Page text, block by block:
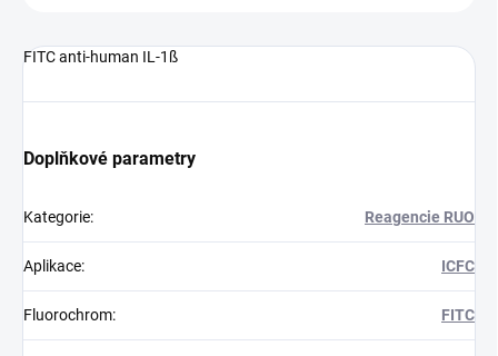
FITC anti-human IL-1ß
Doplňkové parametry
Kategorie: Reagencie RUO
Aplikace: ICFC
Fluorochrom: FITC